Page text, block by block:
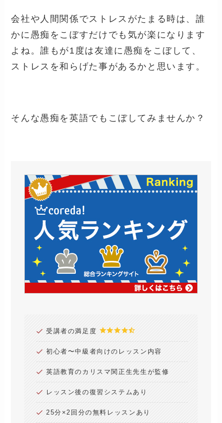
会社や人間関係でストレスがたまる時は、誰
かに愚痴をこぼすだけでも気が楽になります
よね。誰もが1 度は友達に愚痴をこぼして、
ストレスを和らげた事があるかと思います。
そんな愚痴を英語でもこぼしてみませんか？
受講者の満足度
初心者〜中級者向けのレッスン内容
英語教育のカリスマ関正生先生が監修
レッスン後の復習システムあり
25分×2回分の無料レッスンあり